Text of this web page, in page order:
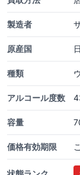
製造者
原産国
種類
アルコール度数
容量
価格有効期限